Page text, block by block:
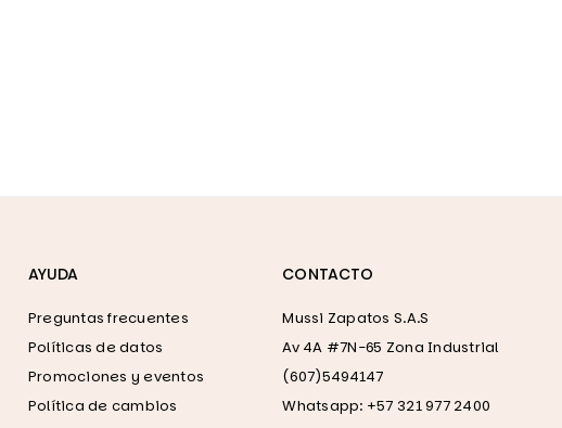
AYUDA
Preguntas frecuentes
Políticas de datos
Promociones y eventos
Política de cambios
CONTACTO
Mussi Zapatos S.A.S
Av 4A #7N-65 Zona Industrial
(607)5494147
Whatsapp: +57 321 977 2400